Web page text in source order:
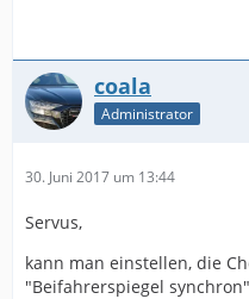
coala
Administrator
30. Juni 2017 um 13:44
Servus,
kann man einstellen, die
"Beifahrerspiegel